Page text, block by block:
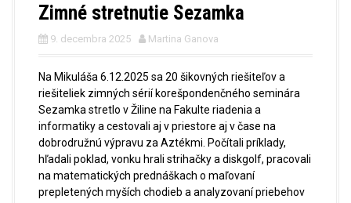
Zimné stretnutie Sezamka
9. decembra 2025 Martina Ganova
Na Mikuláša 6.12.2025 sa 20 šikovných riešiteľov a
riešiteliek zimných sérií korešpondenčného seminára
Sezamka stretlo v Žiline na Fakulte riadenia a
informatiky a cestovali aj v priestore aj v čase na
dobrodružnú výpravu za Aztékmi. Počítali príklady,
hľadali poklad, vonku hrali strihačky a diskgolf, pracovali
na matematických prednáškach o maľovaní
prepletených myších chodieb a analyzovaní priebehov